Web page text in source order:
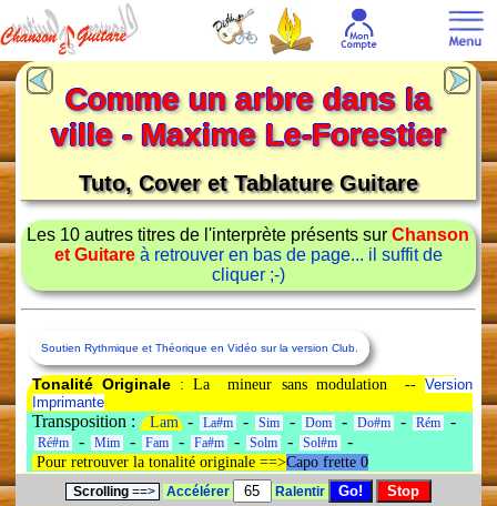
Comme un arbre dans la
ville - Maxime Le-Forestier
Tuto, Cover et Tablature Guitare
Les 10 autres titres de l'interprète présents surChanson
et Guitare à retrouver en bas de page... il suffit de
cliquer ;-)
Soutien Rythmique et Théorique en Vidéo sur la version Club.
Tonalité Originale: La mineur sans modulation -- Version
Imprimante
Transposition : Lam- La#m - Sim - Dom - Do#m - Rém -
Ré#m - Mim - Fam - Fa#m - Solm - Sol#m -
Pour retrouver la tonalité originale ==>Capo frette 0
Scrolling ==> Accélérer Ralentir